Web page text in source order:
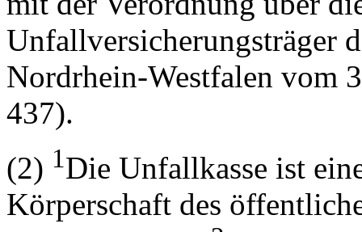
Unfallversicherungsträger
Nordrhein-Westfalen vom
437).
(2) 1Die Unfallkasse ist
Körperschaft des